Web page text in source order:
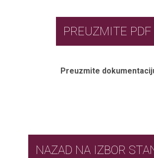
PREUZMITE PDF
Preuzmite
NAZAD NA IZBOR